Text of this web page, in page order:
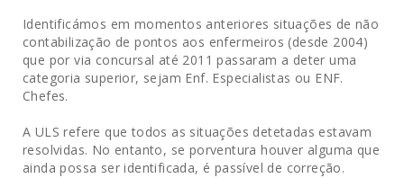
Identificámos em momentos anteriores situações de não
contabilização de pontos aos enfermeiros (desde 2004)
que por via concursal até 2011 passaram a deter uma
categoria superior, sejam Enf. Especialistas ou ENF.
Chefes.
A ULS refere que todos as situações detetadas estavam
resolvidas. No entanto, se porventura houver alguma que
ainda possa ser identificada, é passível de correção.